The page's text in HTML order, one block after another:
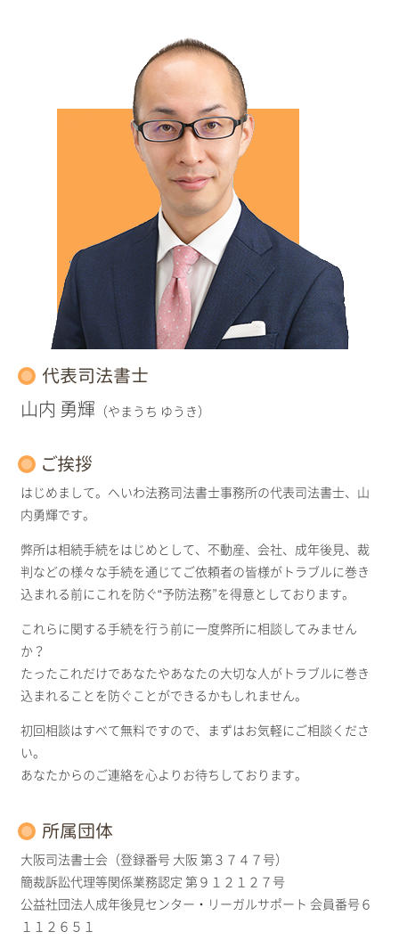
代表司法書士
山内 勇輝 （やまうち ゆうき）
ご挨拶
はじめまして。へいわ法務司法書士事務所の代表司法書士、山
内勇輝です。
弊所は相続手続をはじめとして、不動産、会社、成年後見、裁
判などの様々な手続を通じてご依頼者の皆様がトラブルに巻き
込まれる前にこれを防ぐ“予防法務”を得意としております。
これらに関する手続を行う前に一度弊所に相談してみません
か？
たったこれだけであなたやあなたの大切な人がトラブルに巻き
込まれることを防ぐことができるかもしれません。
初回相談はすべて無料ですので、まずはお気軽にご相談くださ
い。
あなたからのご連絡を心よりお待ちしております。
所属団体
大阪司法書士会（登録番号 大阪 第３７４７号）
簡裁訴訟代理等関係業務認定 第９１２１２７号
公益社団法人成年後見センター・リーガルサポート 会員番号６
１１２６５１